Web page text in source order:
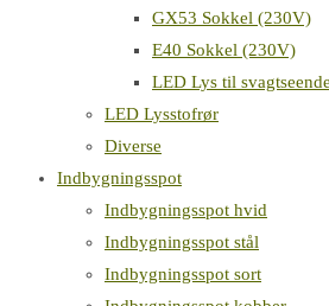
GX53 Sokkel (230V)
E40 Sokkel (230V)
LED Lys til svagtseende
LED Lysstofrør
Diverse
Indbygningsspot
Indbygningsspot hvid
Indbygningsspot stål
Indbygningsspot sort